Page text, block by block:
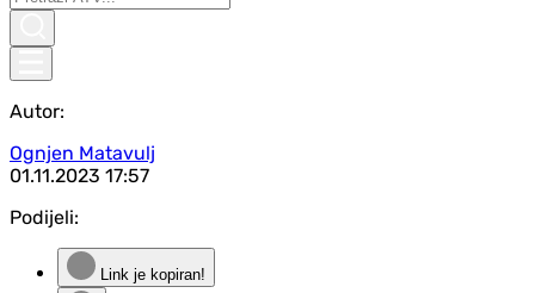
Autor:
Ognjen Matavulj
01.11.2023 17:57
Podijeli:
Link je kopiran!